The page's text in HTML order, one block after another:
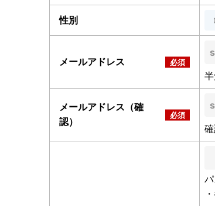
性別
メールアドレス
メールアドレス（確
認）